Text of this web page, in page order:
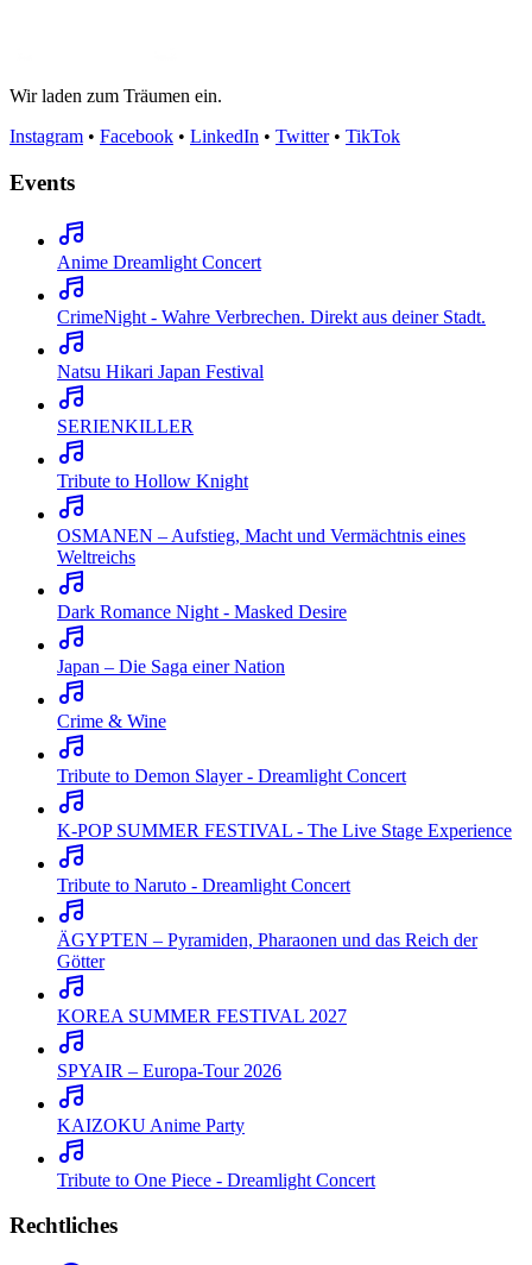
Wir laden zum Träumen ein.
Instagram • Facebook • LinkedIn • Twitter• TikTok
Events
Anime Dreamlight Concert
CrimeNight - Wahre Verbrechen. Direkt aus deiner Stadt.
Natsu Hikari Japan Festival
SERIENKILLER
Tribute to Hollow Knight
OSMANEN – Aufstieg, Macht und Vermächtnis eines
Weltreichs
Dark Romance Night - Masked Desire
Japan – Die Saga einer Nation
Crime & Wine
Tribute to Demon Slayer - Dreamlight Concert
K-POP SUMMER FESTIVAL - The Live Stage Experience
Tribute to Naruto - Dreamlight Concert
ÄGYPTEN – Pyramiden, Pharaonen und das Reich der
Götter
KOREA SUMMER FESTIVAL 2027
SPYAIR – Europa-Tour 2026
KAIZOKU Anime Party
Tribute to One Piece - Dreamlight Concert
Rechtliches